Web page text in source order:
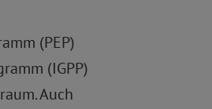
(PEP)
(IGPP)
Auch